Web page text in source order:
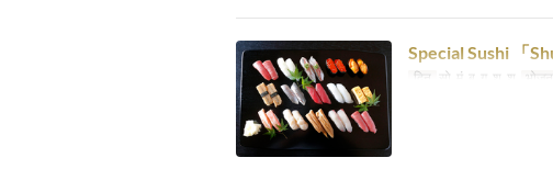
Special Sushi 「
दिन सो, मं, बु, गु, शु, श भोजन